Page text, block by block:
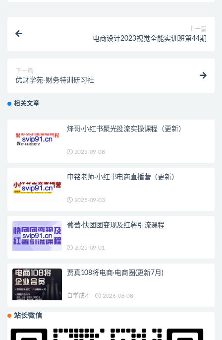
上一篇
电商设计2023视觉全能实训班第44期
下一篇
优财学苑-财务特训研习社
相关文章
烽哥·小红书聚光投流实操课程（更新）
2025-09-08
申铭老师·小红书电商直播营（更新）
2025-09-03
葡萄·快团团变现及红薯引流课程
2025-09-01
贾真108将电商·电商圈(更新7月)
自学成才 2026-08-08
站长微信